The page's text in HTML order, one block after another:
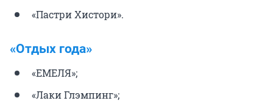
«Пастри Хистори».
«Отдых года»
«ЕМЕЛЯ»;
«Лаки Глэмпинг»;